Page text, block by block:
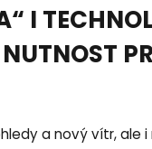
I
a nový vítr, ale i